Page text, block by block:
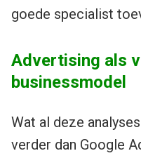
goede specialist
Advertising als
businessmodel
Wat al deze
verder dan Google